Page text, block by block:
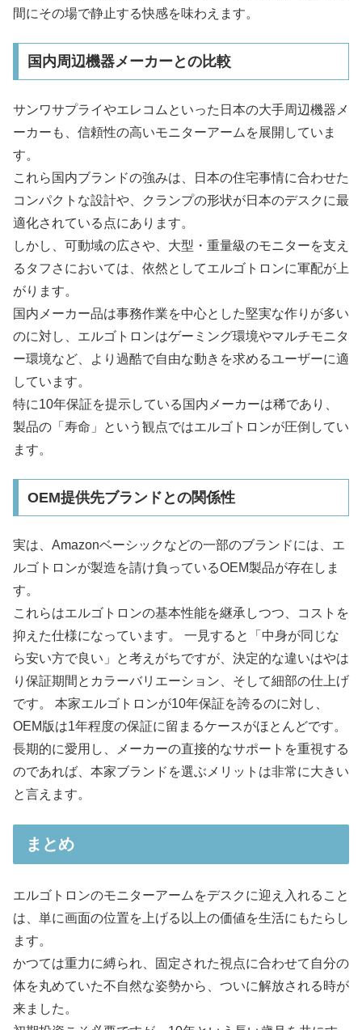
間にその場で静止する快感を味わえます。
国内周辺機器メーカーとの比較
サンワサプライやエレコムといった日本の大手周辺機器メ
ーカーも、信頼性の高いモニターアームを展開していま
す。
これら国内ブランドの強みは、日本の住宅事情に合わせた
コンパクトな設計や、クランプの形状が日本のデスクに最
適化されている点にあります。
しかし、可動域の広さや、大型・重量級のモニターを支え
るタフさにおいては、依然としてエルゴトロンに軍配が上
がります。
国内メーカー品は事務作業を中心とした堅実な作りが多い
のに対し、エルゴトロンはゲーミング環境やマルチモニタ
ー環境など、より過酷で自由な動きを求めるユーザーに適
しています。
特に10年保証を提示している国内メーカーは稀であり、
製品の「寿命」という観点ではエルゴトロンが圧倒してい
ます。
OEM提供先ブランドとの関係性
実は、Amazonベーシックなどの一部のブランドには、エ
ルゴトロンが製造を請け負っているOEM製品が存在しま
す。
これらはエルゴトロンの基本性能を継承しつつ、コストを
抑えた仕様になっています。 一見すると「中身が同じな
ら安い方で良い」と考えがちですが、決定的な違いはやは
り保証期間とカラーバリエーション、そして細部の仕上げ
です。 本家エルゴトロンが10年保証を誇るのに対し、
OEM版は1年程度の保証に留まるケースがほとんどです。
長期的に愛用し、メーカーの直接的なサポートを重視する
のであれば、本家ブランドを選ぶメリットは非常に大きい
と言えます。
まとめ
エルゴトロンのモニターアームをデスクに迎え入れること
は、単に画面の位置を上げる以上の価値を生活にもたらし
ます。
かつては重力に縛られ、固定された視点に合わせて自分の
体を丸めていた不自然な姿勢から、ついに解放される時が
来ました。